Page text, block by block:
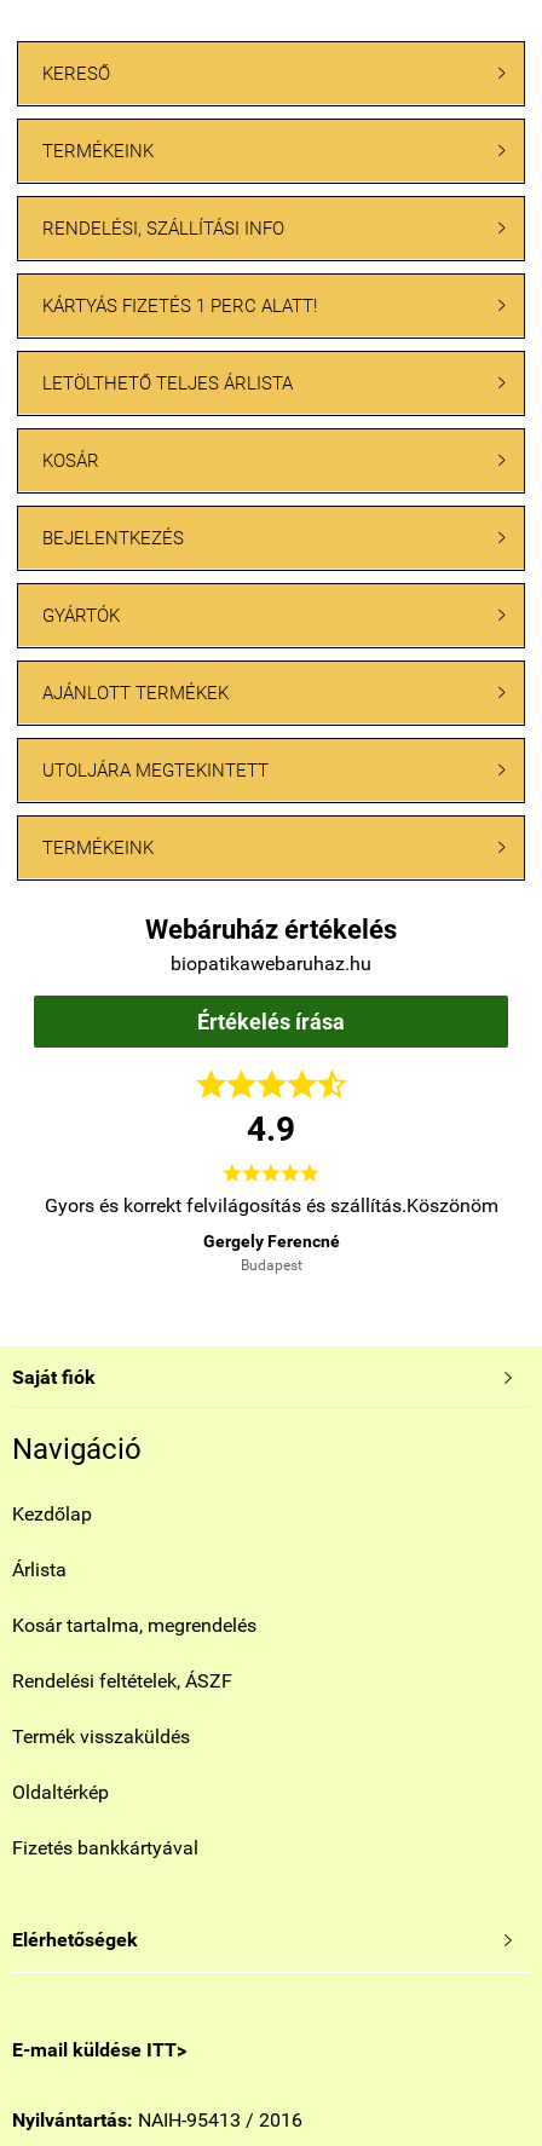
KERESŐ 
TERMÉKEINK 
RENDELÉSI, SZÁLLÍTÁSI INFO 
KÁRTYÁS FIZETÉS 1 PERC ALATT! 
LETÖLTHETŐ TELJES ÁRLISTA 
KOSÁR 
BEJELENTKEZÉS 
GYÁRTÓK 
AJÁNLOTT TERMÉKEK 
UTOLJÁRA MEGTEKINTETT 
TERMÉKEINK 
Webáruház értékelés
biopatikawebaruhaz.hu
Értékelés írása

4.9

Gyors és korrekt felvilágosítás és szállítás.Köszönöm
Gergely Ferencné
Budapest
Saját fiók 
Navigáció
Kezdőlap
Árlista
Kosár tartalma, megrendelés
Rendelési feltételek, ÁSZF
Termék visszaküldés
Oldaltérkép
Fizetés bankkártyával
Elérhetőségek 
E-mail küldése ITT>
Nyilvántartás: NAIH-95413 / 2016